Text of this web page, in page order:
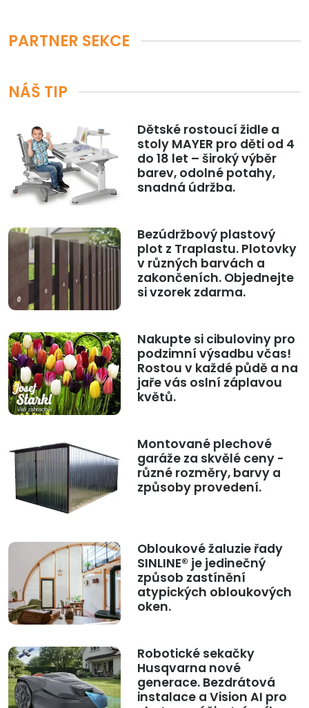
PARTNER SEKCE
NÁŠ TIP
Dětské rostoucí židle a
stoly MAYER pro děti od 4
do 18 let – široký výběr
barev, odolné potahy,
snadná údržba.
Bezúdržbový plastový
plot z Traplastu. Plotovky
v různých barvách a
zakončeních. Objednejte
si vzorek zdarma.
Nakupte si cibuloviny pro
podzimní výsadbu včas!
Rostou v každé půdě a na
jaře vás oslní záplavou
květů.
Montované plechové
garáže za skvělé ceny -
různé rozměry, barvy a
způsoby provedení.
Obloukové žaluzie řady
SINLINE® je jedinečný
způsob zastínění
atypických obloukových
oken.
Robotické sekačky
Husqvarna nové
generace. Bezdrátová
instalace a Vision AI pro